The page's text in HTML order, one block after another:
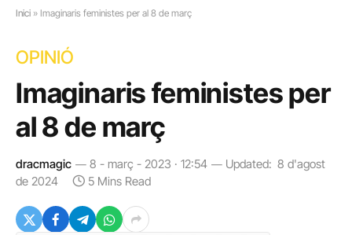
Inici » Imaginaris feministes per al 8 de març
OPINIÓ
Imaginaris feministes per
al 8 de març
dracmagic 8 - març - 2023 · 12:54 Updated: 8 d'agost
de 2024
5 Mins Read